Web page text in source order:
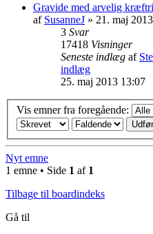
Gravide med arvelig
af SusanneJ » 21. maj
3 Svar
17418 Visninger
Seneste indlæg af
indlæg
25. maj 2013 13:07
Vis emner fra foregående:
Nyt emne
1 emne • Side 1 af 1
Tilbage til boardindeks
Gå til